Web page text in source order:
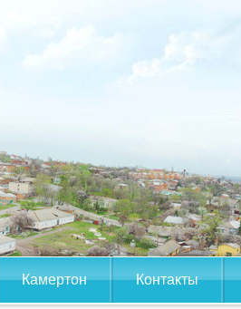
Камертон Контакты